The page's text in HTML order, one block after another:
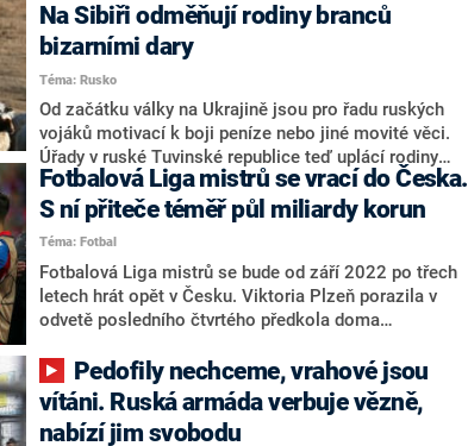
kraje vydělají částku mezi 47 255 a 155 943
korunami. Změna nemá vliv na státní rozpočet,
odměny vyplácejí ze svých rozpočtů jednotlivé
samosprávy. Obce a kraje do budoucna žádají
automatické valorizace.
Na Sibiři odměňují rodiny branců
bizarními dary
Téma: Rusko
Od začátku války na Ukrajině jsou pro řadu ruských
vojáků motivací k boji peníze nebo jiné movité věci.
Úřady v ruské Tuvinské republice teď uplácí rodiny
těch mužů, kteří byli mobilizováni do války. Mezi
nejčastější dary v chudé oblasti patří ovce, brambory
nebo dřevo na zátop.
Fotbalová Liga mistrů se vrací do Česka.
S ní přiteče téměř půl miliardy korun
Téma: Fotbal
Fotbalová Liga mistrů se bude od září 2022 po třech
letech hrát opět v Česku. Viktoria Plzeň porazila v
odvetě posledního čtvrtého předkola doma
skupinové fáze. Soupeře pro ni se doví ve čtvrtek
večer.
vítáni. Ruská armáda verbuje vězně,
nabízí jim svobodu